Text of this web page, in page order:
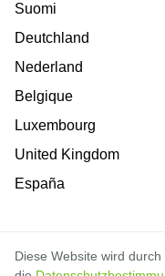
Suomi
Deutchland
Nederland
Belgique
Luxembourg
United Kingdom
España
Diese Website wird